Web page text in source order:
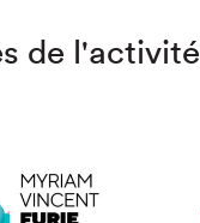
de l'activité